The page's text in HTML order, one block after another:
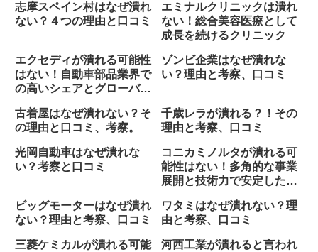
志摩スペイン村はなぜ潰れ
ない？４つの理由と口コミ
エミナルクリニックは潰れ
ない！総合美容医療として
成長を続けるクリニック
エクセディが潰れる可能性
はない！自動車部品業界で
の高いシェアとグローバル
ゾンビ企業はなぜ潰れな
い？理由と考察、口コミ
古着屋はなぜ潰れない？そ
の理由と口コミ、考察。
千歳レラが潰れる？！その
理由と考察、口コミ
光岡自動車はなぜ潰れな
い？考察と口コミ
コニカミノルタが潰れる可
能性はない！多角的な事業
展開と技術力で安定した経
ビッグモーターはなぜ潰れ
ない？理由と考察、口コミ
ワタミはなぜ潰れない？理
由と考察、口コミ
三菱ケミカルが潰れる可能
河西工業が潰れると言われ